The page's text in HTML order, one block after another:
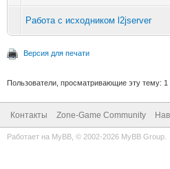
Работа с исходником l2jserver
Версия для печати
Пользователи, просматривающие эту тему: 1
Контакты Zone-Game Community
Работает на MyBB , © 2002-2026 MyBB Group